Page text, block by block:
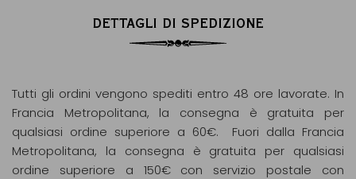
DETTAGLI DI SPEDIZIONE
Tutti gli ordini vengono spediti entro 48 ore lavorate. In
Francia Metropolitana, la consegna è gratuita per
qualsiasi ordine superiore a 60€. Fuori dalla Francia
Metropolitana, la consegna è gratuita per qualsiasi
ordine superiore a 150€ con servizio postale con